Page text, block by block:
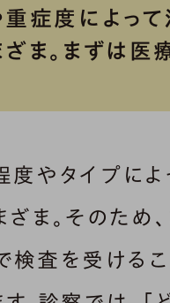
、排尿コントロー
盤底筋を鍛える方
します。
重症度によって
ま。まずは医
度やタイプによ
ま。そのため
検査を受けるこ